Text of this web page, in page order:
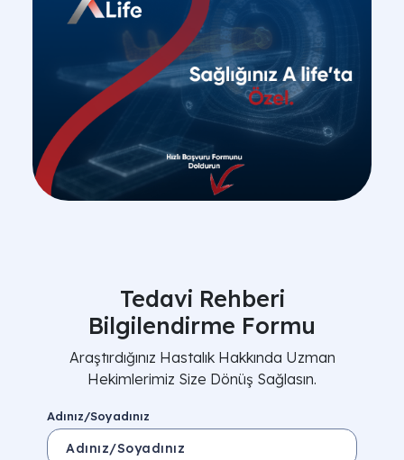
Tedavi Rehberi
Bilgilendirme Formu
Araştırdığınız Hastalık Hakkında Uzman
Hekimlerimiz Size Dönüş Sağlasın.
Adınız/Soyadınız